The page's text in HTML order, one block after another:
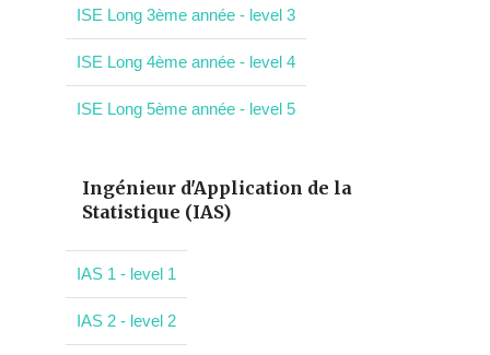
ISE Long 3ème année - level 3
ISE Long 4ème année - level 4
ISE Long 5ème année - level 5
Ingénieur d'Application de la
Statistique (IAS)
IAS 1 - level 1
IAS 2 - level 2